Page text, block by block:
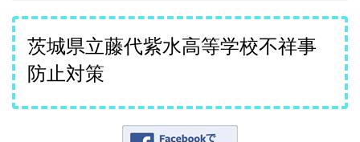
茨城県立藤代紫水高等学校不祥事
防止対策